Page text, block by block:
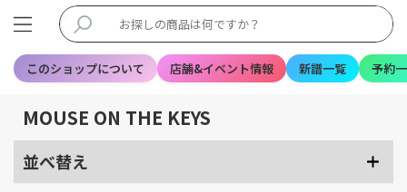
このショップについて 店舗&イベント情報 新譜一覧 予約
MOUSE ON THE KEYS
並べ替え